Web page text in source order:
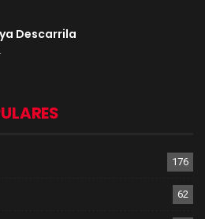
Descarrila
176
62